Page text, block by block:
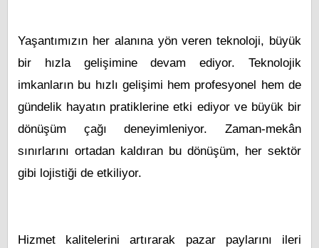
Yaşantımızın her alanına yön veren teknoloji, büyük
bir hızla gelişimine devam ediyor. Teknolojik
imkanların bu hızlı gelişimi hem profesyonel hem de
gündelik hayatın pratiklerine etki ediyor ve büyük bir
dönüşüm çağı deneyimleniyor. Zaman-mekân
sınırlarını ortadan kaldıran bu dönüşüm, her sektör
gibi lojistiği de etkiliyor.
Hizmet kalitelerini artırarak pazar paylarını ileri